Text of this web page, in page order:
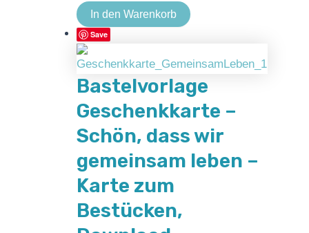
In den Warenkorb
Save
Bastelvorlage
Geschenkkarte –
Schön, dass wir
gemeinsam leben –
Karte zum
Bestücken,